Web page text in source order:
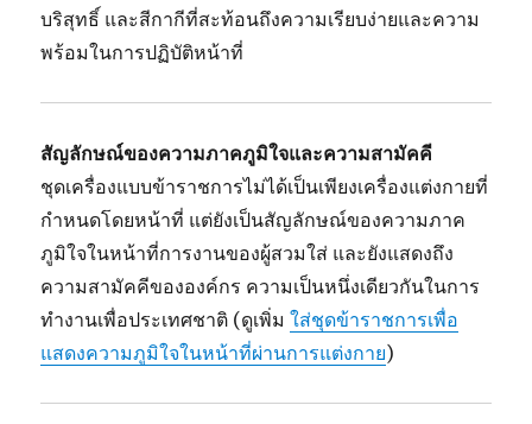
บริสุทธิ์ และสีกากีที่สะท้อนถึงความเรียบง่ายและความ
พร้อมในการปฏิบัติหน้าที่
สัญลักษณ์ของความภาคภูมิใจและความสามัคคี
ชุดเครื่องแบบข้าราชการไม่ได้เป็นเพียงเครื่องแต่งกายที่
กำหนดโดยหน้าที่ แต่ยังเป็นสัญลักษณ์ของความภาค
ภูมิใจในหน้าที่การงานของผู้สวมใส่ และยังแสดงถึง
ความสามัคคีขององค์กร ความเป็นหนึ่งเดียวกันในการ
ทำงานเพื่อประเทศชาติ (ดูเพิ่มใส่ชุดข้าราชการเพื่อ
แสดงความภูมิใจในหน้าที่ผ่านการแต่งกาย)